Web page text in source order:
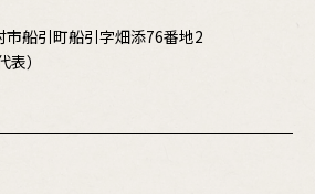
船引町船引字畑添76番地2
代表）